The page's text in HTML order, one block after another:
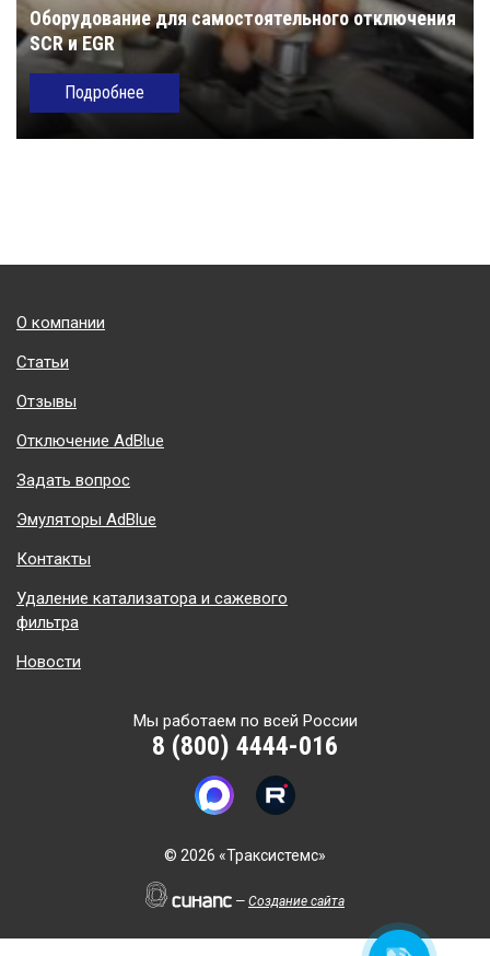
Оборудование для самостоятельного отключения
SCR и EGR
Подробнее
Подвал
О компании
Статьи
Отзывы
Отключение AdBlue
Задать вопрос
Эмуляторы AdBlue
Контакты
Удаление катализатора и сажевого
фильтра
Новости
Мы работаем по всей России
8 (800) 4444-016
© 2026 «Траксистемс»
— Создание сайта